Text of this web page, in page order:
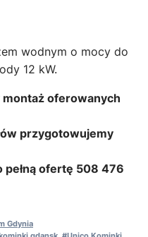
wodnym o mocy do
12 kW.
oferowanych
przygotowujemy
pełną ofertę 508 476
Gdynia